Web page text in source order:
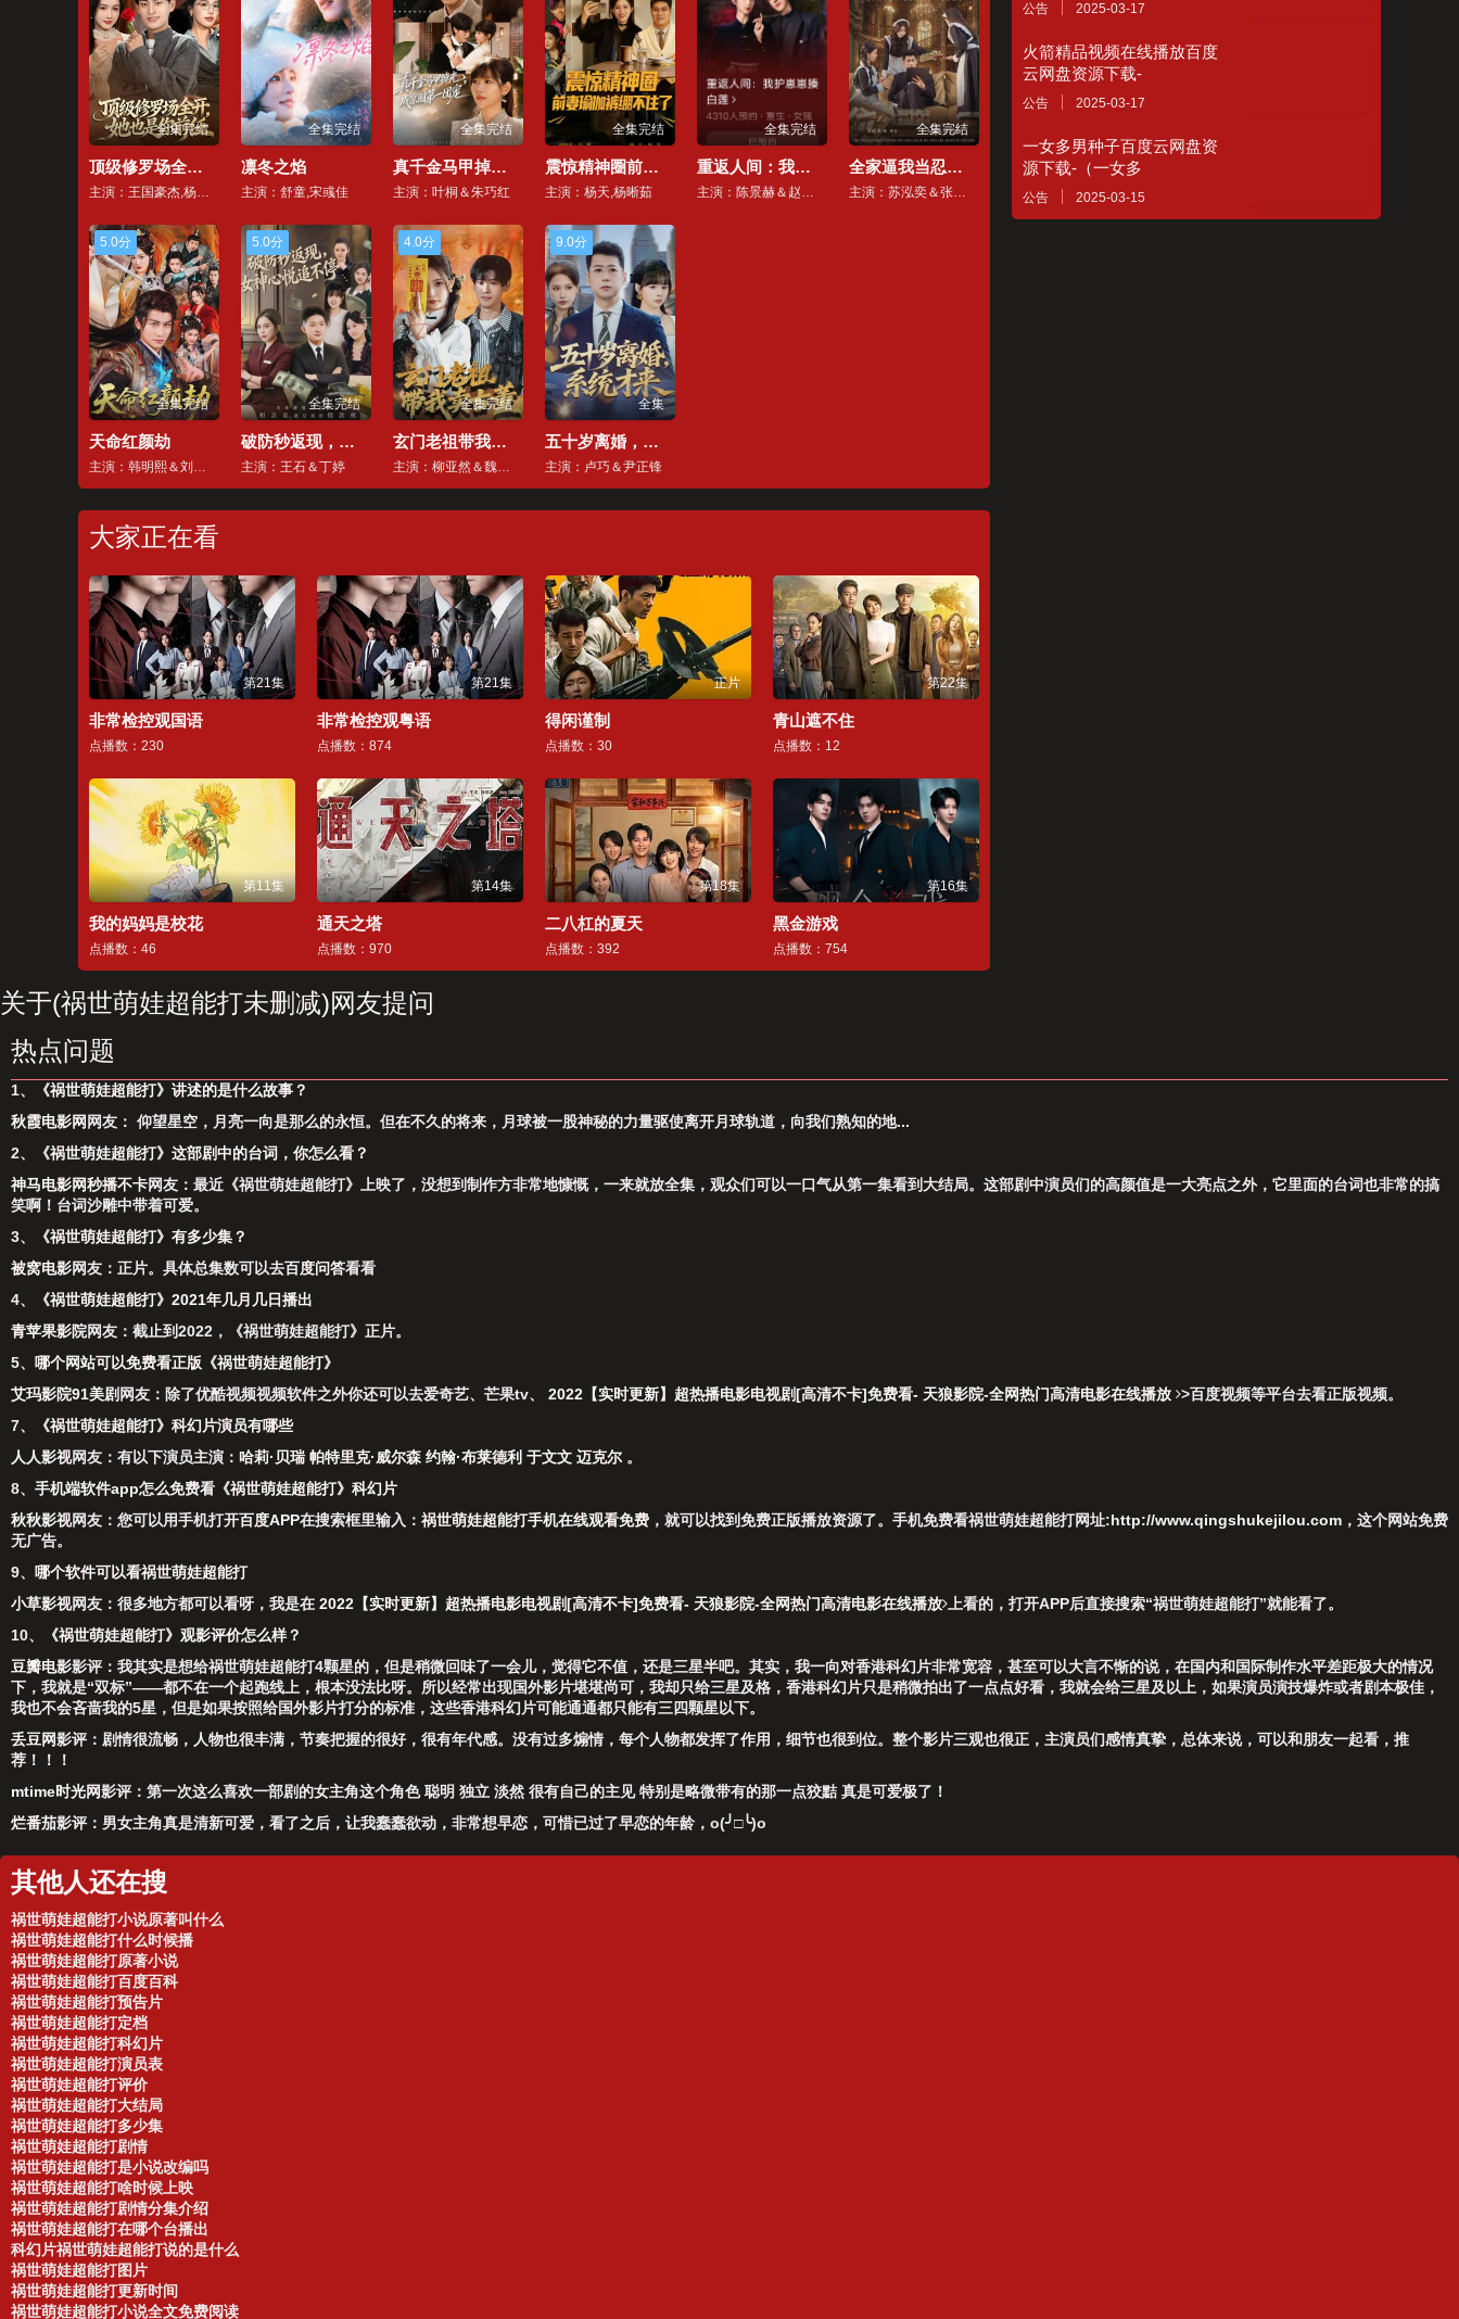
全集完结
顶级修罗场全开，她也是你前任
主演：王国豪杰,杨子愉
全集完结
凛冬之焰
主演：舒童,宋彧佳
全集完结
真千金马甲掉光，成京圈第一团宠
主演：叶桐＆朱巧红
全集完结
震惊精神圈前妻瑜伽裤绷不住了（离婚后，我看系统逆袭）
主演：杨天,杨晰茹
全集完结
重返人间：我护崽崽揍白莲
主演：陈景赫＆赵慧楠
全集完结
全家逼我当忍者反手就是铁拳
主演：苏泓奕＆张慧尧
5.0分
全集完结
天命红颜劫
主演：韩明熙＆刘星辰
5.0分
全集完结
破防秒返现，女神心悦追不停
主演：王石＆丁婷
4.0分
全集完结
玄门老祖带我卖古董
主演：柳亚然＆魏予欣
9.0分
全集
五十岁离婚，系统才来
主演：卢巧＆尹正锋
大家正在看
第21集
非常检控观国语
点播数：230
第21集
非常检控观粤语
点播数：874
正片
得闲谨制
点播数：30
第22集
青山遮不住
点播数：12
第11集
我的妈妈是校花
点播数：46
第14集
通天之塔
点播数：970
第18集
二八杠的夏天
点播数：392
第16集
黑金游戏
点播数：754
公告 2025-03-17
火箭精品视频在线播放百度
云网盘资源下载-
公告 2025-03-17
一女多男种子百度云网盘资
源下载-（一女多
公告 2025-03-15
关于(祸世萌娃超能打未删减)网友提问
热点问题
1、
《祸世萌娃超能打》讲述的是什么故事？
秋霞电影网 网友： 仰望星空，⽉亮⼀向是那么的永恒。但在不久的将来，⽉球被⼀股神秘的⼒量驱使离开⽉球轨道，向我们熟知的地...
2、
《祸世萌娃超能打》这部剧中的台词，你怎么看？
神马电影网秒播不卡网友：最近《祸世萌娃超能打》上映了，没想到制作方非常地慷慨，一来就放全集，观众们可以一口气从第一集看到大结局。这部剧中演员们的高颜值是一大亮点之外，它里面的台词也非常的搞
笑啊！台词沙雕中带着可爱。
3、
《祸世萌娃超能打》有多少集？
被窝电影网友：正片。具体总集数可以去百度问答看看
4、
《祸世萌娃超能打》2021年几月几日播出
青苹果影院网友：截止到2022，《祸世萌娃超能打》正片。
5、
哪个网站可以免费看正版《祸世萌娃超能打》
艾玛影院91美剧 网友：除了优酷视频视频软件之外你还可以去爱奇艺、 芒果tv、 2022【实时更新】超热播电影电视剧[高清不卡]免费看- 天狼影院-全网热门高清电影在线播放 >百度视频等平台去看正版视频。
7、
《祸世萌娃超能打》科幻片演员有哪些
人人影视网友：有以下演员主演： 哈莉·贝瑞 帕特里克·威尔森 约翰·布莱德利 于文文 迈克尔 。
8、 手机端软件app怎么免费看《祸世萌娃超能打》科幻片
秋秋影视网友：您可以用手机打开百度APP在搜索框里输入： 祸世萌娃超能打手机在线观看免费 ，就可以找到免费正版播放资源了。手机免费看祸世萌娃超能打网址:http://www.qingshukejilou.com ，这个网站免费
无广告。
9、
哪个软件可以看祸世萌娃超能打
小草影视网友：很多地方都可以看呀，我是在 2022【实时更新】超热播电影电视剧[高清不卡]免费看- 天狼影院-全网热门高清电影在线播放
上看的，打开APP后直接搜索“祸世萌娃超能打”就能看了。
10、
《祸世萌娃超能打》观影评价怎么样？
豆瓣电影影评：我其实是想给祸世萌娃超能打4颗星的，但是稍微回味了一会儿，觉得它不值，还是三星半吧。其实，我一向对香港科幻片非常宽容，甚至可以大言不惭的说，在国内和国际制作水平差距极大的情况
下，我就是“双标”——都不在一个起跑线上，根本没法比呀。所以经常出现国外影片堪堪尚可，我却只给三星及格，香港科幻片只是稍微拍出了一点点好看，我就会给三星及以上，如果演员演技爆炸或者剧本极佳，
我也不会吝啬我的5星，但是如果按照给国外影片打分的标准，这些香港科幻片可能通通都只能有三四颗星以下。
丢豆网影评：剧情很流畅，人物也很丰满，节奏把握的很好，很有年代感。没有过多煽情，每个人物都发挥了作用，细节也很到位。整个影片三观也很正，主演员们感情真挚，总体来说，可以和朋友一起看，推
荐！！！
mtime时光网影评：第一次这么喜欢一部剧的女主角这个角色 聪明 独立 淡然 很有自己的主见 特别是略微带有的那一点狡黠 真是可爱极了！
烂番茄影评：男女主角真是清新可爱，看了之后，让我蠢蠢欲动，非常想早恋，可惜已过了早恋的年龄，o(╯□╰)o
其他人还在搜
祸世萌娃超能打小说原著叫什么
祸世萌娃超能打什么时候播
祸世萌娃超能打原著小说
祸世萌娃超能打百度百科
祸世萌娃超能打预告片
祸世萌娃超能打定档
祸世萌娃超能打科幻片
祸世萌娃超能打演员表
祸世萌娃超能打评价
祸世萌娃超能打大结局
祸世萌娃超能打多少集
祸世萌娃超能打剧情
祸世萌娃超能打是小说改编吗
祸世萌娃超能打啥时候上映
祸世萌娃超能打剧情分集介绍
祸世萌娃超能打在哪个台播出
科幻片祸世萌娃超能打说的是什么
祸世萌娃超能打图片
祸世萌娃超能打更新时间
祸世萌娃超能打小说全文免费阅读